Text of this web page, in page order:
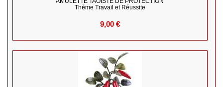
Thème Travail et Réussite
9,00 €